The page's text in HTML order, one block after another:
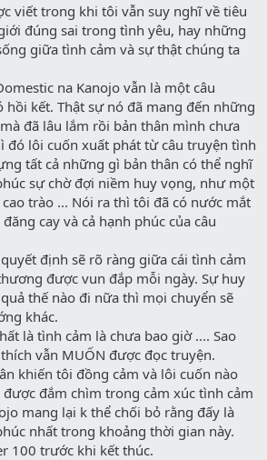
viết trong khi tôi vẫn suy nghĩ về tiêu
đúng sai trong tình yêu, hay những
giữa tình cảm và sự thật chúng ta
na Kanojo vẫn là một câu
hồi kết. Thật sự nó đã mang đến những
đã lâu lắm rồi bản thân mình chưa
đó lôi cuốn xuất phát từ câu truyện tình
tất cả những gì bản thân có thể nghĩ
sự chờ đợi niềm huy vọng, như một
trào ... Nói ra thì tôi đã có nước mắt
cay và cả hạnh phúc của câu
định sẽ rõ ràng giữa cái tình cảm
được vun đắp mỗi ngày. Sự huy
thế nào đi nữa thì mọi chuyển sẽ
khác.
là tình cảm là chưa bao giờ .... Sao
vẫn MUỐN được đọc truyện.
khiến tôi đồng cảm và lôi cuốn nào
đắm chìm trong cảm xúc tình cảm
mang lại k thể chối bỏ rằng đấy là
nhất trong khoảng thời gian này.
100 trước khi kết thúc.